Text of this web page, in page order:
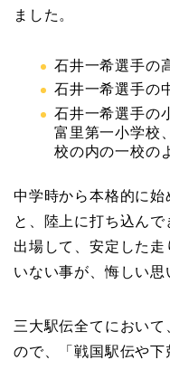
ました。
石井一希選手の
石井一希選手の
石井一希選手の
富里第一小学校
校の内の一校の
中学時から本格的に
と、陸上に打ち込ん
出場して、安定した
いない事が、悔しい思
三大駅伝全てにおい
ので、「戦国駅伝や下